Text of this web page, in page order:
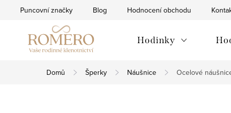
Puncovní značky Blog Hodnocení obchodu
Hodinky
Domů Šperky Náušnice Ocelové